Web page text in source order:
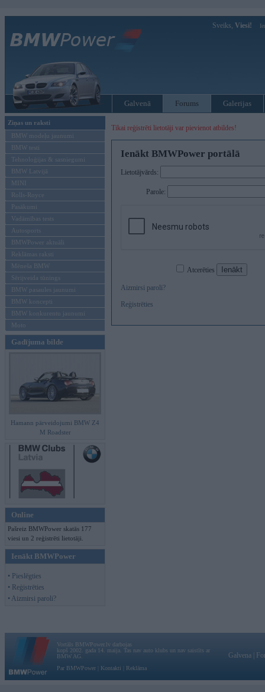
Sveiks, Viesi!
Galvenā Forums Galerijas
Ziņas un raksti
BMW modeļu jaunumi
BMW testi
Tehnoloģijas & sasniegumi
BMW Latvijā
MINI
Rolls-Royce
Pasākumi
Vadāmības tests
Autosports
BMWPower aktuāli
Reklāmas raksti
Mēneša BMW
Sērijveida tūnings
BMW pasaules jaunumi
BMW koncepti
BMW konkurentu jaunumi
Moto
Gadījuma bilde
Hamann pārveidojumi BMW Z4
M Roadster
Online
Pašreiz BMWPower skatās 177
viesi un 2 reģistrēti lietotāji.
Ienākt BMWPower
• Pieslēgties
• Reģistrēties
• Aizmirsi paroli?
Tikai reģistrēti lietotāji var pievienot atbildes!
Ienākt BMWPower portālā
Lietotājvārds:
Parole:
Atcerēties
Aizmirsi paroli?
Reģistrēties
Vortāls BMWPower.lv darbojas
kopš 2002. gada 14. maija. Tas nav auto klubs un nav saistīts ar
BMW AG.
Par BMWPower
Kontakti Reklāma
Galvena